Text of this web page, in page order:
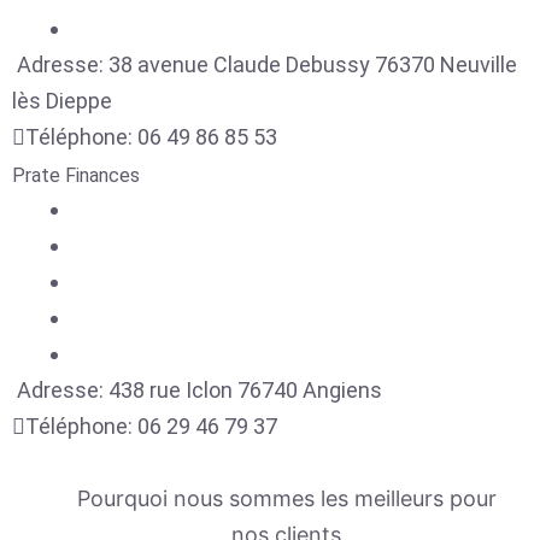
Adresse: 38 avenue Claude Debussy 76370 Neuville
lès Dieppe
Téléphone: 06 49 86 85 53
Prate Finances
Adresse: 438 rue Iclon 76740 Angiens
Téléphone: 06 29 46 79 37
Pourquoi nous sommes les meilleurs pour